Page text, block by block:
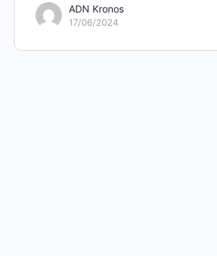
ADN Kronos
17/06/2024